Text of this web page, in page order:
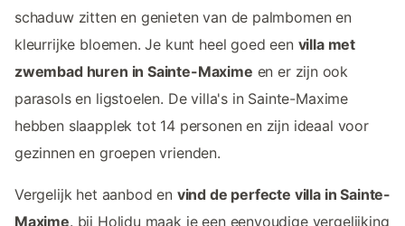
schaduw zitten en genieten van de palmbomen en
kleurrijke bloemen. Je kunt heel goed een villa met
zwembad huren in Sainte-Maxime en er zijn ook
parasols en ligstoelen. De villa's in Sainte-Maxime
hebben slaapplek tot 14 personen en zijn ideaal voor
gezinnen en groepen vrienden.
Vergelijk het aanbod en vind de perfecte villa in Sainte-
Maxime. bij Holidu maak je een eenvoudige vergelijking